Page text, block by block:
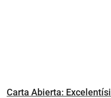
Carta Abierta: